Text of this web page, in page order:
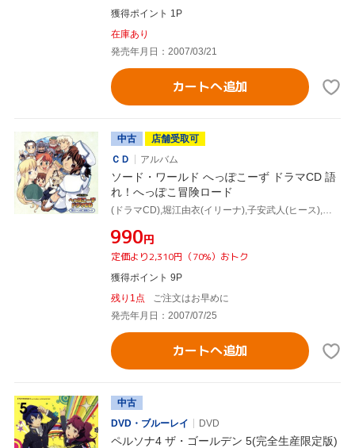
獲得ポイント 1P
在庫あり
発売年月日：2007/03/21
カートへ追加
中古
店舗受取可
ＣＤ
アルバム
ソード・ワールド へっぽこーず ドラマCD 語
れ！へっぽこ冒険ロード
(ドラマCD),堀江由衣(イリーナ),子安武人(ヒース),折笠富美子(マウナ),石井康嗣(ガルガド),皆川純子(ノリス),成瀬誠(エキュー),大川透(バス)
¥990円
定価より2,310円（70%）おトク
獲得ポイント 9P
残り1点
ご注文はお早めに
発売年月日：2007/07/25
カートへ追加
中古
DVD・ブルーレイ
DVD
ペルソナ4 ザ・ゴールデン 5(完全生産限定版)